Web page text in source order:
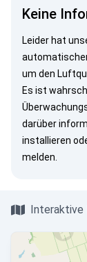
Keine
Leider hat
um den
Es ist
darüber
installieren
melden.
Interaktive